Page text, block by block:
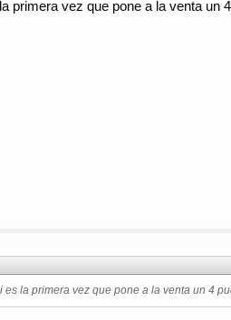
primera vez que pone a la venta un
es la primera vez que pone a la venta un 4